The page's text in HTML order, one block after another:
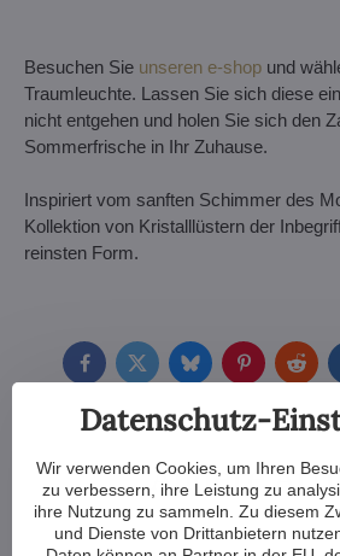
Besuchen Sie unseren e-shop und
Traumleuchte. Lassen Sie sich diese
nicht entgehen und holen Sie sich den
Sommerfrische in Ihr Zuhause.
Inspiriert vom sanften Schimmer des
Kollektion von Kristalllüstern der
reinsten Form.
FacebookTwitterBlueskyPinterest
Andere
Datenschutz-
Wir verwenden Cookies, um Ihren
zu verbessern, ihre Leistung zu
ihre Nutzung zu sammeln. Zu diesem
und Dienste von Drittanbietern